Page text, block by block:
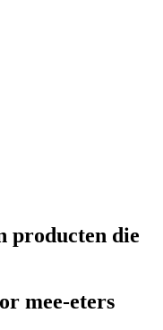
producten die
mee-eters